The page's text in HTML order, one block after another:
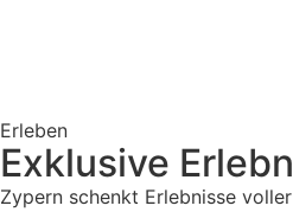
Erleben
Exklusive
Zypern schenkt Erlebnisse